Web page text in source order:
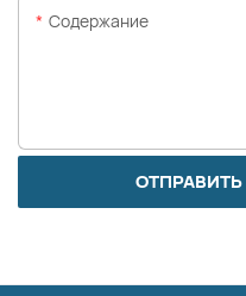
Содержание